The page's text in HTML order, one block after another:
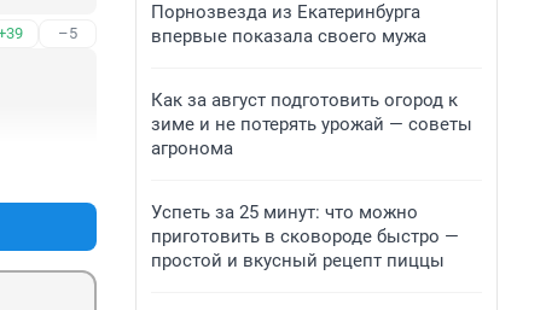
–5
Порнозвезда из Екатеринбурга
впервые показала своего мужа
Как за август подготовить огород к
зиме и не потерять урожай — советы
агронома
Успеть за 25 минут: что можно
приготовить в сковороде быстро —
простой и вкусный рецепт пиццы